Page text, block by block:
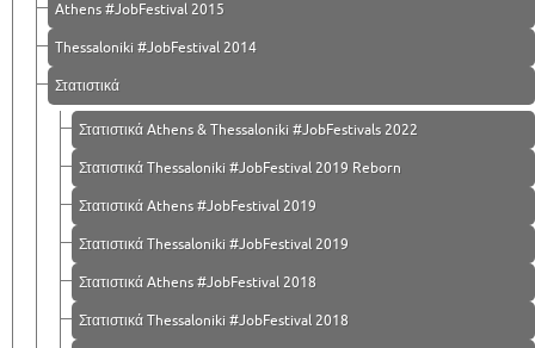
Athens #JobFestival 2015
Thessaloniki #JobFestival 2014
Στατιστικά
Στατιστικά Athens & Thessaloniki #JobFestivals 2022
Στατιστικά Thessaloniki #JobFestival 2019 Reborn
Στατιστικά Athens #JobFestival 2019
Στατιστικά Thessaloniki #JobFestival 2019
Στατιστικά Athens #JobFestival 2018
Στατιστικά Thessaloniki #JobFestival 2018